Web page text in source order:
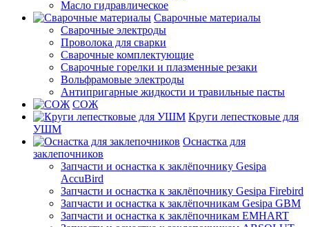
Масло гидравлическое
Сварочные материалы
Сварочные электроды
Проволока для сварки
Сварочные комплектующие
Сварочные горелки и плазменные резаки
Вольфрамовые электроды
Антипригарные жидкости и травильные пасты
СОЖ
Круги лепестковые для
УШМ
Оснастка для
заклепочников
Запчасти и оснастка к заклёпочнику Gesipa
AccuBird
Запчасти и оснастка к заклёпочнику Gesipa Firebird
Запчасти и оснастка к заклёпочникам Gesipa GBM
Запчасти и оснастка к заклёпочникам EMHART